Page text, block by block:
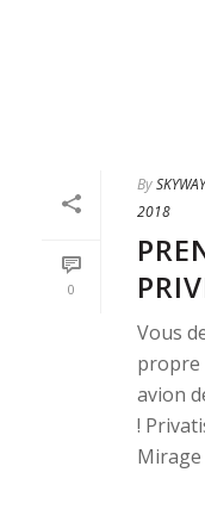
0
By
2018
Vous
propre
avion
!
Mirage